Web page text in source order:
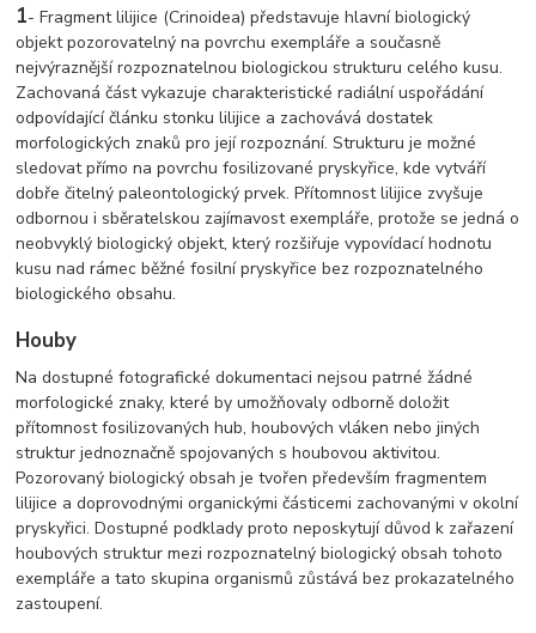
1- Fragment lilijice (Crinoidea) představuje hlavní biologický
objekt pozorovatelný na povrchu exempláře a současně
nejvýraznější rozpoznatelnou biologickou strukturu celého kusu.
Zachovaná část vykazuje charakteristické radiální uspořádání
odpovídající článku stonku lilijice a zachovává dostatek
morfologických znaků pro její rozpoznání. Strukturu je možné
sledovat přímo na povrchu fosilizované pryskyřice, kde vytváří
dobře čitelný paleontologický prvek. Přítomnost lilijice zvyšuje
odbornou i sběratelskou zajímavost exempláře, protože se jedná o
neobvyklý biologický objekt, který rozšiřuje vypovídací hodnotu
kusu nad rámec běžné fosilní pryskyřice bez rozpoznatelného
biologického obsahu.
Houby
Na dostupné fotografické dokumentaci nejsou patrné žádné
morfologické znaky, které by umožňovaly odborně doložit
přítomnost fosilizovaných hub, houbových vláken nebo jiných
struktur jednoznačně spojovaných s houbovou aktivitou.
Pozorovaný biologický obsah je tvořen především fragmentem
lilijice a doprovodnými organickými částicemi zachovanými v okolní
pryskyřici. Dostupné podklady proto neposkytují důvod k zařazení
houbových struktur mezi rozpoznatelný biologický obsah tohoto
exempláře a tato skupina organismů zůstává bez prokazatelného
zastoupení.